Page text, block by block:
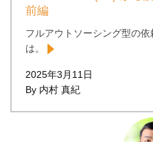
前編
フルアウトソーシング型の
は。
2025年3月11日
By 内村 真紀